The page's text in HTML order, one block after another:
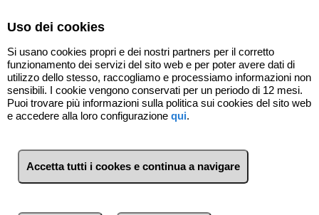
Ti aiutiamo a ottenere l’immobile che si adatta
alle tue esigenze
Uso dei cookies
Si usano cookies propri e dei nostri partners per il corretto
funzionamento dei servizi del sito web e per poter avere dati di
utilizzo dello stesso, raccogliamo e processiamo informazioni non
sensibili. I cookie vengono conservati per un periodo di 12 mesi.
Puoi trovare più informazioni sulla politica sui cookies del sito web
e accedere alla loro configurazione qui.
Accetta tutti i cookes e continua a navigare